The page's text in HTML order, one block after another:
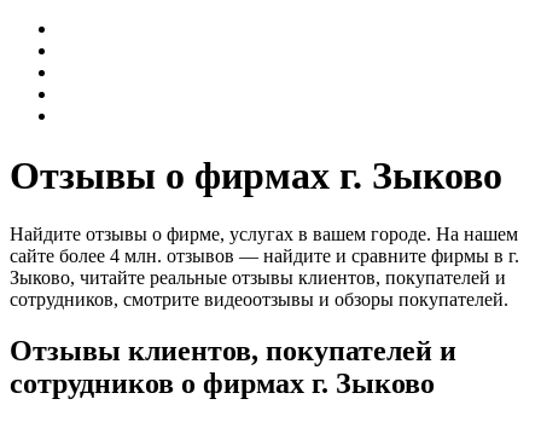
Отзывы о фирмах г. Зыково
Найдите отзывы о фирме, услугах в вашем городе. На нашем
сайте более 4 млн. отзывов — найдите и сравните фирмы в г.
Зыково, читайте реальные отзывы клиентов, покупателей и
сотрудников, смотрите видеоотзывы и обзоры покупателей.
Отзывы клиентов, покупателей и
сотрудников о фирмах г. Зыково